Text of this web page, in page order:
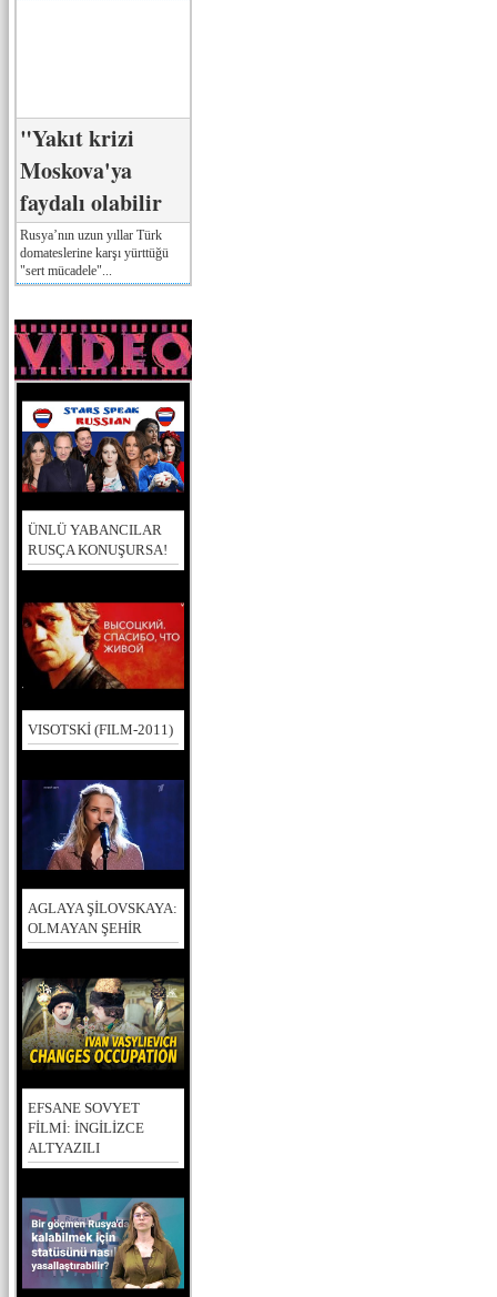
"Yakıt krizi
Moskova'ya
faydalı olabilir
Rusya’nın uzun yıllar Türk
domateslerine karşı yürttüğü
"sert mücadele"...
ÜNLÜ YABANCILAR
RUSÇA KONUŞURSA!
VISOTSKİ (FILM-2011)
AGLAYA ŞİLOVSKAYA:
OLMAYAN ŞEHİR
EFSANE SOVYET
FİLMİ: İNGİLİZCE
ALTYAZILI